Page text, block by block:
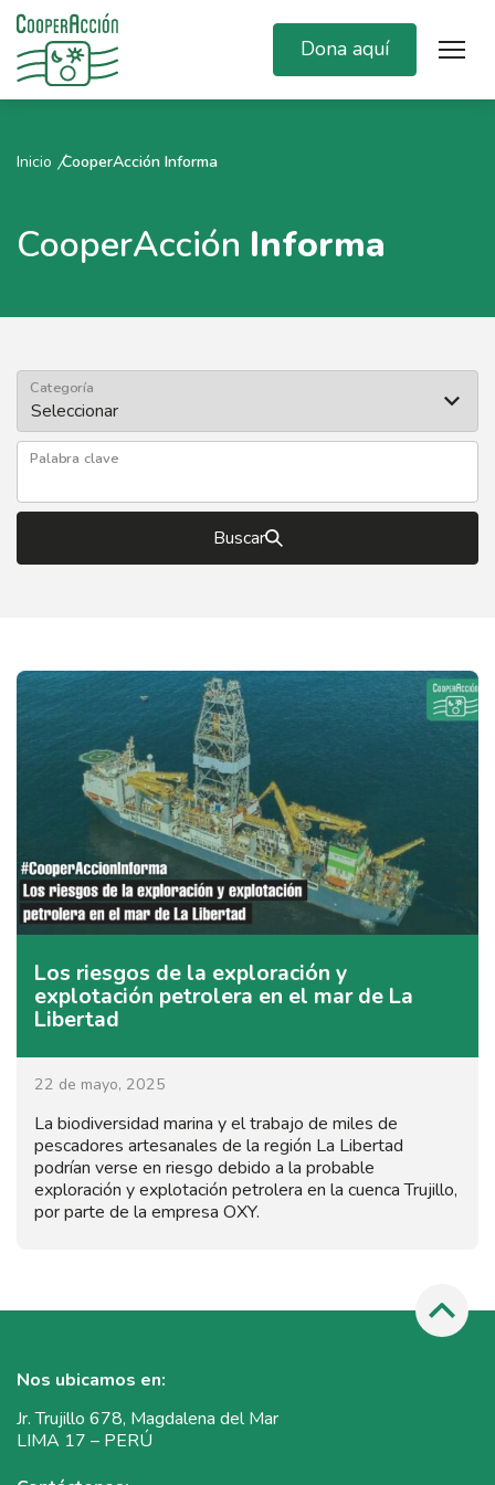
Dona aquí
Inicio CooperAcción Informa
CooperAcción Informa
Categoría
Palabra clave
Buscar
Los riesgos de la exploración y
explotación petrolera en el mar de La
Libertad
22 de mayo, 2025
La biodiversidad marina y el trabajo de miles de
pescadores artesanales de la región La Libertad
podrían verse en riesgo debido a la probable
exploración y explotación petrolera en la cuenca Trujillo,
por parte de la empresa OXY.
Nos ubicamos en:
Jr. Trujillo 678, Magdalena del Mar
LIMA 17 – PERÚ